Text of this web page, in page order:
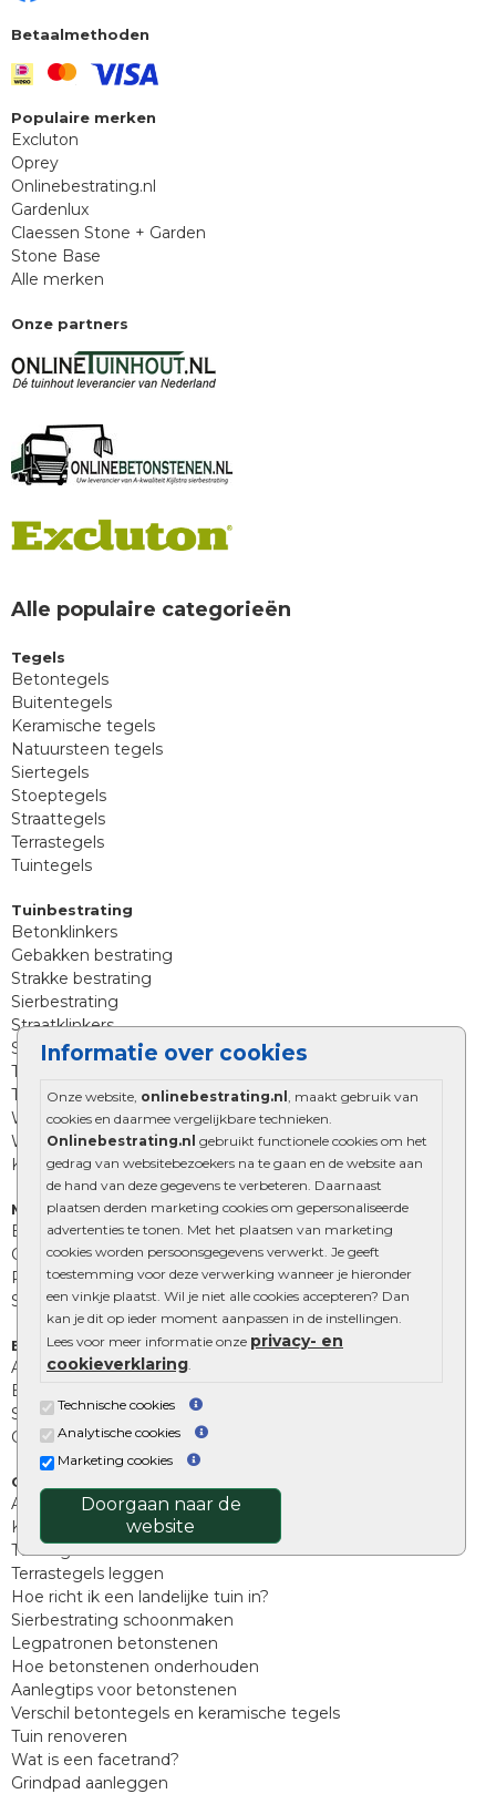
Informatie over cookies
Onze website, onlinebestrating.nl , maakt gebruik van
cookies en daarmee vergelijkbare technieken.
Onlinebestrating.nl gebruikt functionele cookies om het
gedrag van websitebezoekers na te gaan en de website aan
de hand van deze gegevens te verbeteren. Daarnaast
plaatsen derden marketing cookies om gepersonaliseerde
advertenties te tonen. Met het plaatsen van marketing
cookies worden persoonsgegevens verwerkt. Je geeft
toestemming voor deze verwerking wanneer je hieronder
een vinkje plaatst. Wil je niet alle cookies accepteren? Dan
kan je dit op ieder moment aanpassen in de instellingen.
Lees voor meer informatie onze privacy- en
cookieverklaring
Technische cookies
Analytische cookies
Marketing cookies
Doorgaan naar de
website
Betaalmethoden
Populaire merken
Excluton
Oprey
Onlinebestrating.nl
Gardenlux
Claessen Stone + Garden
Stone Base
Alle merken
Onze partners
Alle populaire categorieën
Tegels
Betontegels
Buitentegels
Keramische tegels
Natuursteen tegels
Siertegels
Stoeptegels
Straattegels
Terrastegels
Tuintegels
Tuinbestrating
Betonklinkers
Gebakken bestrating
Strakke bestrating
Sierbestrating
Straatklinkers
Straatstenen
Trommelstenen
Tuinstenen
Waalformaat
Wildverband bestrating
Kingstones
Muurelementen
Betonbielzen
Opsluitbanden
Palissades
Stapelblokken
Extra benodigdheden
Afwatering en diversen
Beplantings en betonelementen
Split, grind en zand
Oprit tegels
Overig
Aanbiedingen
Kunstgras
Tuintegels outlet
Terrastegels leggen
Hoe richt ik een landelijke tuin in?
Sierbestrating schoonmaken
Legpatronen betonstenen
Hoe betonstenen onderhouden
Aanlegtips voor betonstenen
Verschil betontegels en keramische tegels
Tuin renoveren
Wat is een facetrand?
Grindpad aanleggen